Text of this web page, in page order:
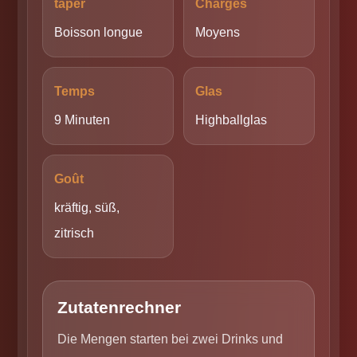
taper
Boisson longue
Charges
Moyens
Temps
9 Minuten
Glas
Highballglas
Goût
kräftig, süß,
zitrisch
Zutatenrechner
Die Mengen starten bei zwei Drinks und